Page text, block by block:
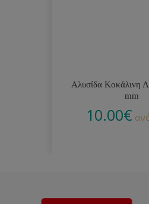
Αλυσίδα Κοκάλινη
mm
10.00€